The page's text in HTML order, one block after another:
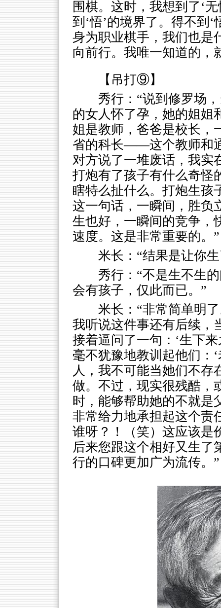
围棋。这时，我想到了‘
到‘悟’的境界了。得不到
身为职业棋手，我们也是
向前行。我唯一知道的，
【吊打⑨】
秀行：“说到修罗场
的女人怀了孕，她的姐姐
姐是教师，爸爸是校长，
省的科长——这个教师和
对方说了一堆废话，我实
打炮有了孩子有什么奇怪
瞎特么扯什么。打炮生孩
这一句话，一瞬间，胜负
生也好，一瞬间的竞争，
速度。这是非常重要的。”
米长：“结果是让你
秀行：“不是生不生
会有孩子，仅此而已。”
米长：“非常简单明
我听说这件事还有后续，
接着逼问了一句：‘生下
毫不犹豫地教训起他们：
人，我不可能当她们不存
做。不过，现实很残酷，
时，能够帮助她的不就是
非常给力地承担起这个责
谁呀？！（笑）这应该是
后来您跟这个相好又生
行的口碑更加广为流传。”